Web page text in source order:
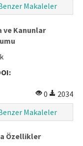
Makaleler
ve Kanunlar
0
2034
Makaleler
Özellikler